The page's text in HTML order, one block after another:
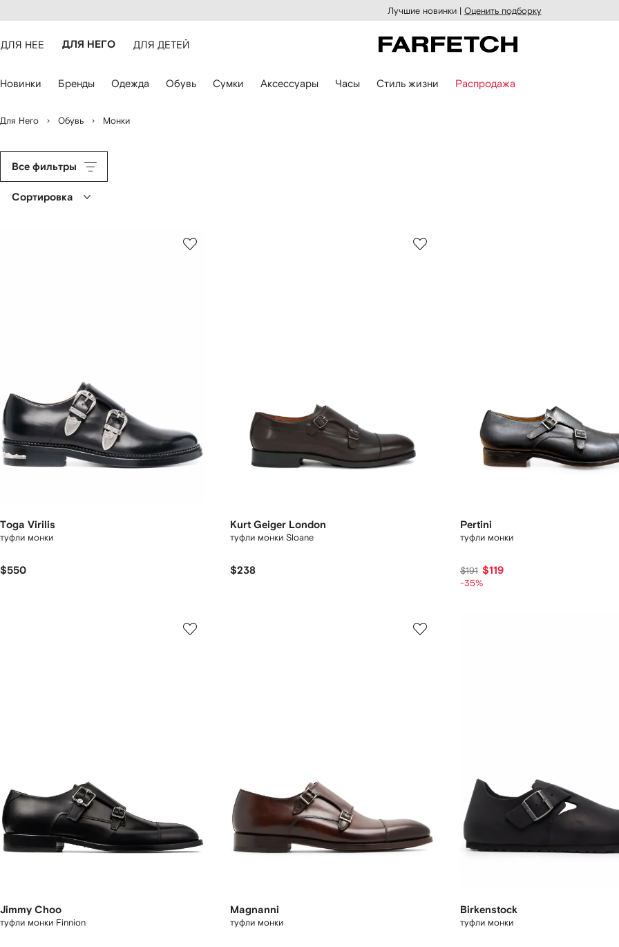
Лучшие новинки | Оценить подборку
ДЛЯ НЕЕ ДЛЯ НЕГО ДЛЯ ДЕТЕЙ
Новинки Бренды Одежда Обувь Сумки Аксессуары Часы Стиль жизни Распродажа
Для Него Обувь Монки
Все фильтры
Сортировка
Toga Virilis
туфли монки
$550
Kurt Geiger London
туфли монки Sloane
$238
Pertini
туфли монки
$191 $119
-35%
Jimmy Choo
туфли монки Finnion
Magnanni
туфли монки
Birkenstock
туфли монки